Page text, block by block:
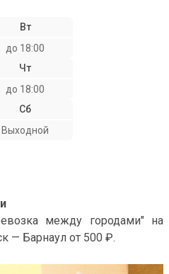
Вт
до 18:00
Чт
до 18:00
Сб
Выходной
между городами" на
— Барнаул от 500 ₽.